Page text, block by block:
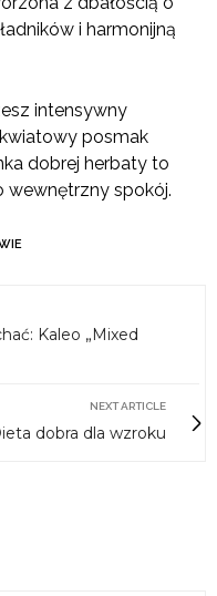
i harmonijną
intensywny
posmak
dobrej herbaty to
wewnętrzny spokój.
Kaleo „Mixed
NEXT ARTICLE
dobra dla wzroku